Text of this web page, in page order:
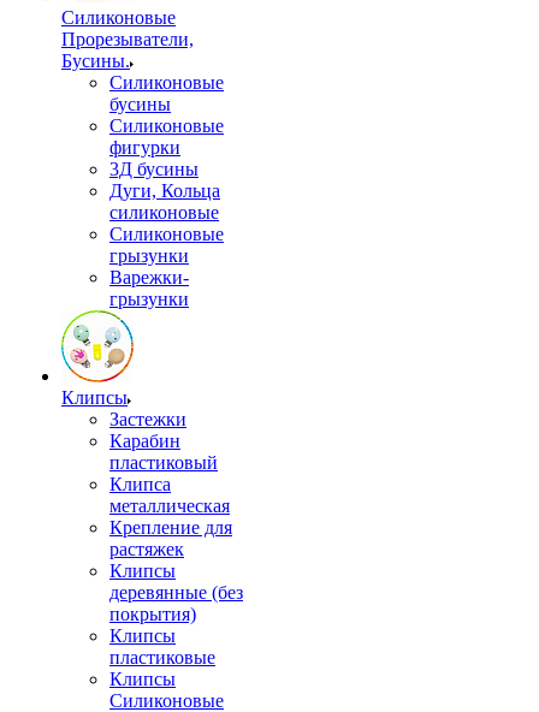
Силиконовые
Прорезыватели,
Бусины.
Силиконовые
бусины
Силиконовые
фигурки
3Д бусины
Дуги, Кольца
силиконовые
Силиконовые
грызунки
Варежки-
грызунки
Клипсы
Застежки
Карабин
пластиковый
Клипса
металлическая
Крепление для
растяжек
Клипсы
деревянные (без
покрытия)
Клипсы
пластиковые
Клипсы
Силиконовые